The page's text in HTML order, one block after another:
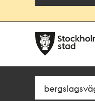
navigationen
huvudinnehållet
Sök